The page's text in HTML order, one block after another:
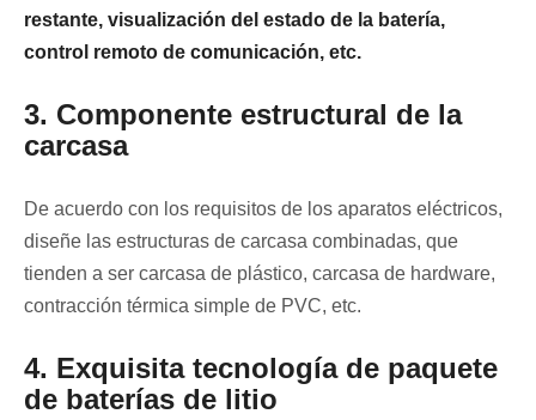
restante, visualización del estado de la batería,
control remoto de comunicación, etc.
3. Componente estructural de la
carcasa
De acuerdo con los requisitos de los aparatos eléctricos,
diseñe las estructuras de carcasa combinadas, que
tienden a ser carcasa de plástico, carcasa de hardware,
contracción térmica simple de PVC, etc.
4. Exquisita tecnología de paquete
de baterías de litio